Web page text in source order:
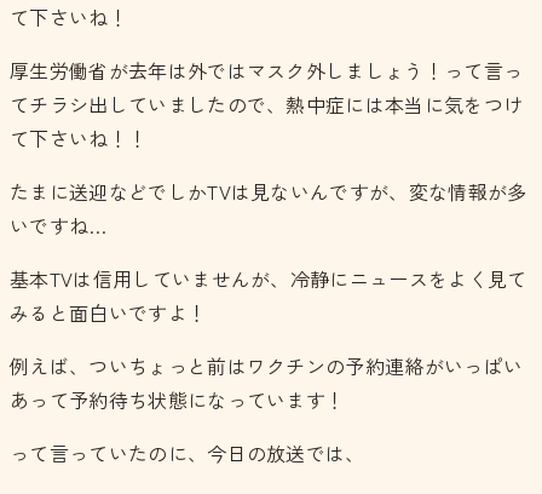
て下さいね！
厚生労働省が去年は外ではマスク外しましょう！って言っ
てチラシ出していましたので、熱中症には本当に気をつけ
て下さいね！！
たまに送迎などでしかTVは見ないんですが、変な情報が多
いですね…
基本TVは信用していませんが、冷静にニュースをよく見て
みると面白いですよ！
例えば、ついちょっと前はワクチンの予約連絡がいっぱい
あって予約待ち状態になっています！
って言っていたのに、今日の放送では、